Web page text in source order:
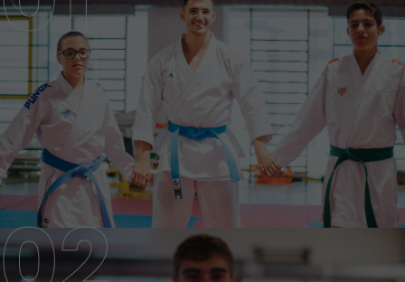
AMBIENTE SEGURO PARA TODOS
DESPORTO SEGURO